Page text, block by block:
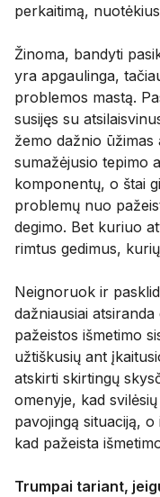
perkaitimą,
Žinoma, bandyti
yra apgaulinga,
problemos mastą.
susijęs su
žemo dažnio ūžimas
sumažėjusio tepimo
komponentų, o štai
problemų nuo
degimo. Bet kuriuo
rimtus gedimus,
Neignoruok ir
dažniausiai
pažeistos išmetimo
užtiškusių ant
atskirti skirtingų
omenyje, kad
pavojingą situaciją,
kad pažeista
Trumpai tariant,